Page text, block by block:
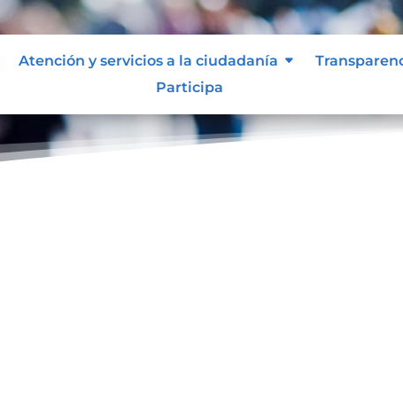
Atención y servicios a la ciudadanía
Participa